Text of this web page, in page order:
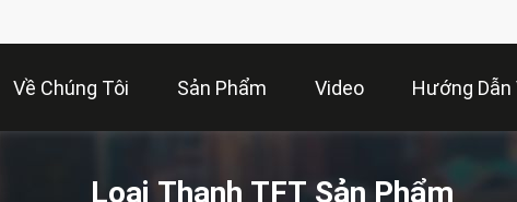
Về Chúng Tôi Sản Phẩm Video Hướng Dẫn
Loại Thanh TFT Sản Phẩm